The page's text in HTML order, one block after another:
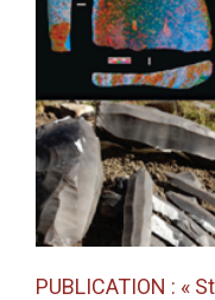
PUBLICATION : «